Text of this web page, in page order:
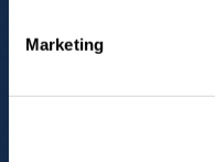
Marketing
Luxemburg
praxisorientierte